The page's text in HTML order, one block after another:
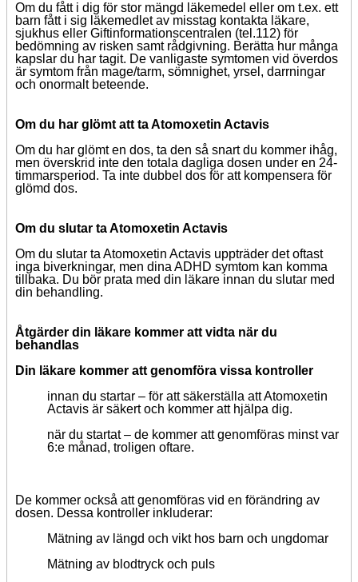
Om du fått i dig för stor mängd läkemedel eller om t.ex. ett
barn fått i sig läkemedlet av misstag kontakta läkare,
sjukhus eller Giftinformationscentralen (tel.112) för
bedömning av risken samt rådgivning. Berätta hur många
kapslar du har tagit. De vanligaste symtomen vid överdos
är symtom från mage/tarm, sömnighet, yrsel, darrningar
och onormalt beteende.
Om du har glömt att ta Atomoxetin Actavis
Om du har glömt en dos, ta den så snart du kommer ihåg,
men överskrid inte den totala dagliga dosen under en 24-
timmarsperiod. Ta inte dubbel dos för att kompensera för
glömd dos.
Om du slutar ta Atomoxetin Actavis
Om du slutar ta Atomoxetin Actavis uppträder det oftast
inga biverkningar, men dina ADHD symtom kan komma
tillbaka. Du bör prata med din läkare innan du slutar med
din behandling.
Åtgärder din läkare kommer att vidta när du
behandlas
Din läkare kommer att genomföra vissa kontroller
innan du startar – för att säkerställa att Atomoxetin
Actavis är säkert och kommer att hjälpa dig.
när du startat – de kommer att genomföras minst var
6:e månad, troligen oftare.
De kommer också att genomföras vid en förändring av
dosen. Dessa kontroller inkluderar:
Mätning av längd och vikt hos barn och ungdomar
Mätning av blodtryck och puls